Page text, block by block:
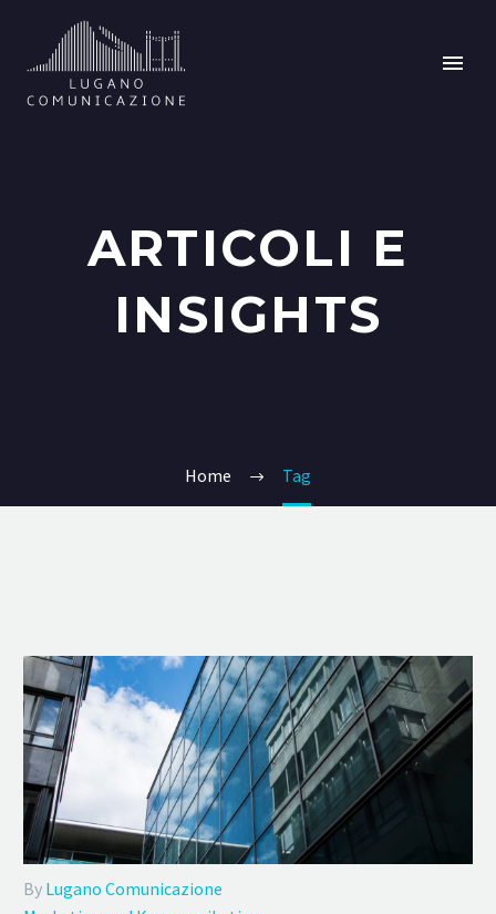
ARTICOLI E
INSIGHTS
Home Tag
By Lugano Comunicazione